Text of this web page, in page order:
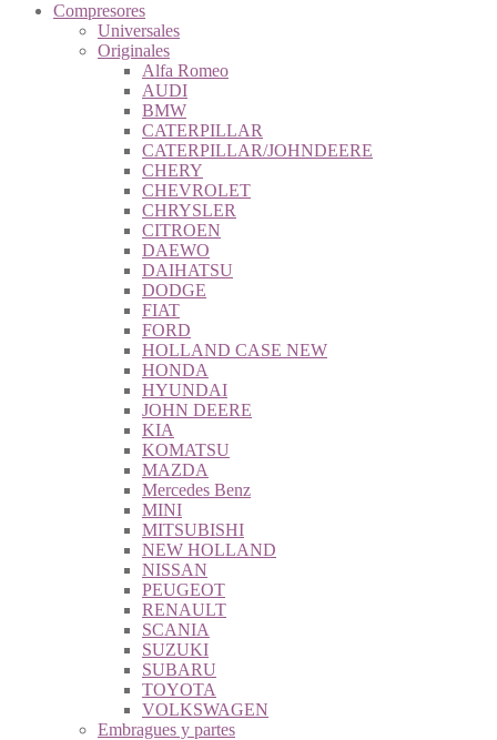
Compresores
Universales
Originales
Alfa Romeo
AUDI
BMW
CATERPILLAR
CATERPILLAR/JOHNDEERE
CHERY
CHEVROLET
CHRYSLER
CITROEN
DAEWO
DAIHATSU
DODGE
FIAT
FORD
HOLLAND CASE NEW
HONDA
HYUNDAI
JOHN DEERE
KIA
KOMATSU
MAZDA
Mercedes Benz
MINI
MITSUBISHI
NEW HOLLAND
NISSAN
PEUGEOT
RENAULT
SCANIA
SUZUKI
SUBARU
TOYOTA
VOLKSWAGEN
Embragues y partes